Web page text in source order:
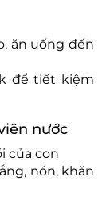
ăn uốngđến
để tiết kiệm
nước
của con
nón, khăn